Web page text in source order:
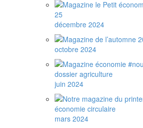
décembre 2024
octobre 2024
juin 2024
mars 2024